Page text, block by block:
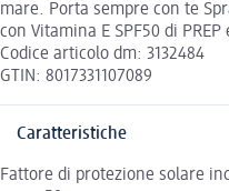
mare. Porta sempre con te
con Vitamina E SPF50 di
Codice articolo dm: 3132484
GTIN: 8017331107089
Caratteristiche
Fattore di protezione solare